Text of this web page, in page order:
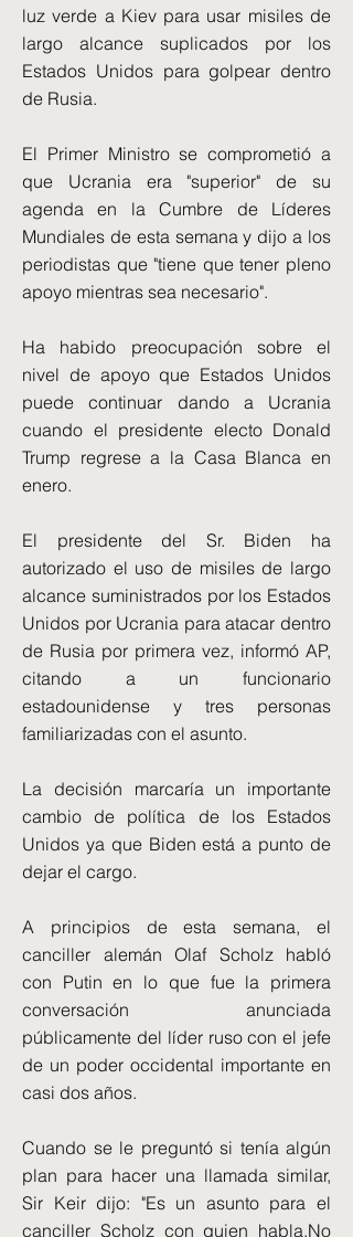
luz verde a Kiev para usar misiles de
largo alcance suplicados por los
Estados Unidos para golpear dentro
de Rusia.
El Primer Ministro se comprometió a
que Ucrania era "superior" de su
agenda en la Cumbre de Líderes
Mundiales de esta semana y dijo a los
periodistas que "tiene que tener pleno
apoyo mientras sea necesario".
Ha habido preocupación sobre el
nivel de apoyo que Estados Unidos
puede continuar dando a Ucrania
cuando el presidente electo Donald
Trump regrese a la Casa Blanca en
enero.
El presidente del Sr. Biden ha
autorizado el uso de misiles de largo
alcance suministrados por los Estados
Unidos por Ucrania para atacar dentro
de Rusia por primera vez, informó AP,
citando a un funcionario
estadounidense y tres personas
familiarizadas con el asunto.
La decisión marcaría un importante
cambio de política de los Estados
Unidos ya que Biden está a punto de
dejar el cargo.
A principios de esta semana, el
canciller alemán Olaf Scholz habló
con Putin en lo que fue la primera
conversación anunciada
públicamente del líder ruso con el jefe
de un poder occidental importante en
casi dos años.
Cuando se le preguntó si tenía algún
plan para hacer una llamada similar,
Sir Keir dijo: "Es un asunto para el
canciller Scholz con quien habla.No